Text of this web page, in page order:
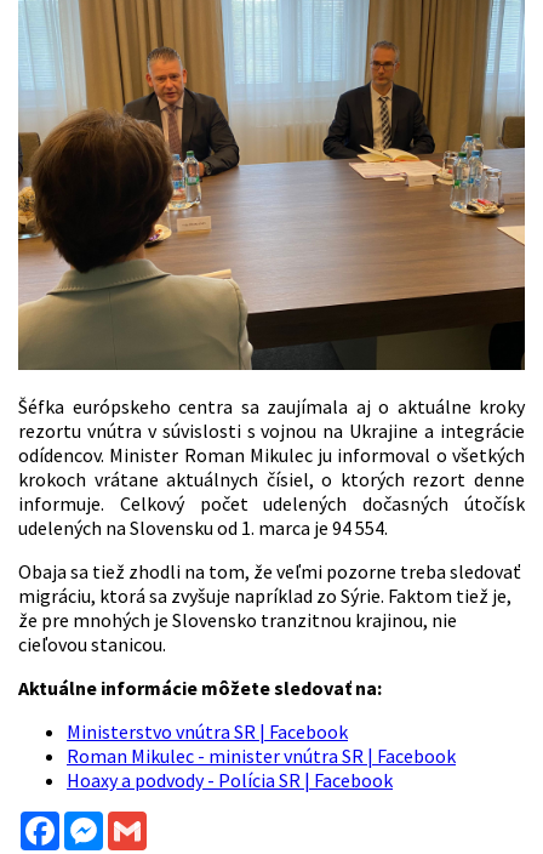
Šéfka európskeho centra sa zaujímala aj o aktuálne kroky
rezortu vnútra v súvislosti s vojnou na Ukrajine a integrácie
odídencov. Minister Roman Mikulec ju informoval o všetkých
krokoch vrátane aktuálnych čísiel, o ktorých rezort denne
informuje. Celkový počet udelených dočasných útočísk
udelených na Slovensku od 1. marca je 94 554.
Obaja sa tiež zhodli na tom, že veľmi pozorne treba sledovať
migráciu, ktorá sa zvyšuje napríklad zo Sýrie. Faktom tiež je,
že pre mnohých je Slovensko tranzitnou krajinou, nie
cieľovou stanicou.
Aktuálne informácie môžete sledovať na:
Ministerstvo vnútra SR | Facebook
Roman Mikulec - minister vnútra SR | Facebook
Hoaxy a podvody - Polícia SR | Facebook
FacebookMessenger